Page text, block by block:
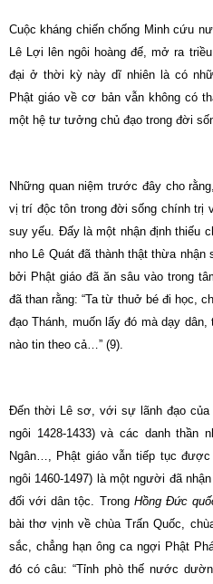
Cuộc kháng chiến chống Minh cứu
Lê Lợi lên ngôi hoàng đế, mở ra
đại ở thời kỳ này dĩ nhiên là có
Phật giáo về cơ bản vẫn không có
một hệ tư tưởng chủ đạo trong đời
Những quan niệm trước đây cho
vị trí độc tôn trong đời sống chính trị
suy yếu. Ðấy là một nhận định thiếu
nho Lê Quát đã thành thật thừa
bởi Phật giáo đã ăn sâu vào trong
đã than rằng: “Ta từ thuở bé đi học,
đạo Thánh, muốn lấy đó mà dạy
nào tin theo cả…” (9).
Ðến thời Lê sơ, với sự lãnh đạo
ngôi 1428-1433) và các danh thần
Ngân…, Phật giáo vẫn tiếp tục
ngôi 1460-1497) là một người đã
đối với dân tộc. Trong Hồng Ðức
bài thơ vịnh về chùa Trấn Quốc,
sắc, chẳng hạn ông ca ngợi Phật
đó có câu: “Tỉnh phò thế nước